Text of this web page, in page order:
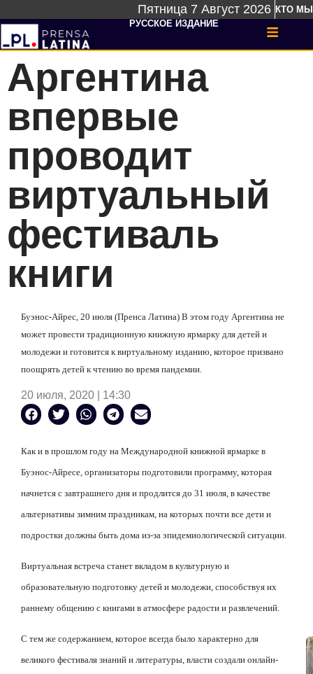
Пятница 7 Август 2026 КТО МЫ
РУССКОЕ ИЗДАНИЕ
Аргентина
впервые
проводит
виртуальный
фестиваль
книги
Буэнос-Айрес, 20 июля (Пренса Латина) В этом году Аргентина не
может провести традиционную книжную ярмарку для детей и
молодежи и готовится к виртуальному изданию, которое призвано
поощрять детей к чтению во время пандемии.
20 июля, 2020 | 14:30
Как и в прошлом году на Международной книжной ярмарке в
Буэнос-Айресе, организаторы подготовили программу, которая
начнется с завтрашнего дня и продлится до 31 июля, в качестве
альтернативы зимним праздникам, на которых почти все дети и
подростки должны быть дома из-за эпидемиологической ситуации.
Виртуальная встреча станет вкладом в культурную и
образовательную подготовку детей и молодежи, способствуя их
раннему общению с книгами в атмосфере радости и развлечений.
С тем же содержанием, которое всегда было характерно для
великого фестиваля знаний и литературы, власти создали онлайн-